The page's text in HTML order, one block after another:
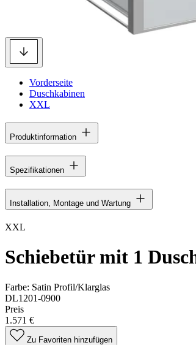
Vorderseite
Duschkabinen
XXL
Produktinformation
Spezifikationen
Installation, Montage und Wartung
XXL
Schiebetür mit 1
Farbe: Satin Profil/Klarglas
DL1201-0900
Preis
1.571 €
Zu Favoriten hinzufügen